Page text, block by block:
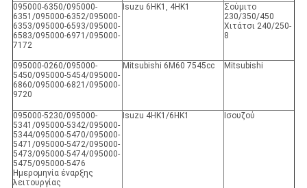
095000-6350/095000-
6351/095000-6352/095000-
6353/095000-6593/095000-
6583/095000-6971/095000-
7172
Isuzu 6HK1, 4HK1
Σούμιτο
230/350/450
Χιτάτσι 240/250-
8
095000-0260/095000-
5450/095000-5454/095000-
6860/095000-6821/095000-
9720
Mitsubishi 6M60 7545cc Mitsubishi
095000-5230/095000-
5341/095000-5342/095000-
5344/095000-5470/095000-
5471/095000-5472/095000-
5473/095000-5474/095000-
5475/095000-5476
Ημερομηνία έναρξης
λειτουργίας
Isuzu 4HK1/6HK1 Ισουζού